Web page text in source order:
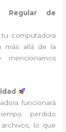
Regular de
computadora
más allá de la
funcionará
perdido
lo que